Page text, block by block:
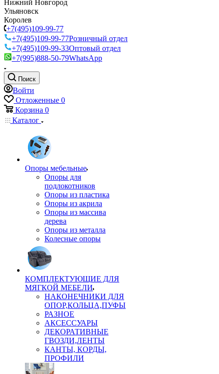
Нижний Новгород
Ульяновск
Королев
+7(495)109-99-77
+7(495)109-99-77Розничный отдел
+7(495)109-99-33Оптовый отдел
+7(995)888-50-79WhatsApp
Поиск
Войти
Отложенные 0
Корзина 0
Каталог
Опоры мебельные
Опоры для
подлокотников
Опоры из пластика
Опоры из акрила
Опоры из массива
дерева
Опоры из металла
Колесные опоры
КОМПЛЕКТУЮЩИЕ ДЛЯ
МЯГКОЙ МЕБЕЛИ
НАКОНЕЧНИКИ ДЛЯ
ОПОР,КОЛЬЦА,ПУФЫ
РАЗНОЕ
АКСЕССУАРЫ
ДЕКОРАТИВНЫЕ
ГВОЗДИ,ЛЕНТЫ
КАНТЫ, КОРДЫ,
ПРОФИЛИ